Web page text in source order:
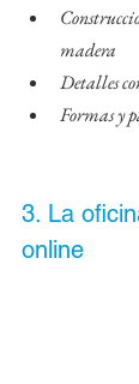
madera
Detalles
Formas y
3. La
online